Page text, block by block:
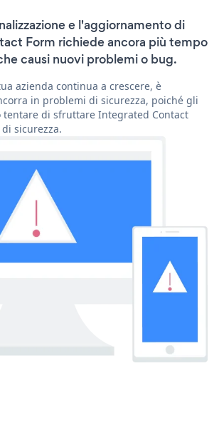
e l'aggiornamento di
Form richiede ancora più tempo
causi nuovi problemi o bug.
azienda continua a crescere, è
in problemi di sicurezza, poiché gli
tentare di sfruttare Integrated Contact
sicurezza.